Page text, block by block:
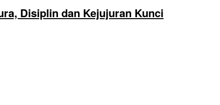
Disiplin dan Kejujuran Kunci